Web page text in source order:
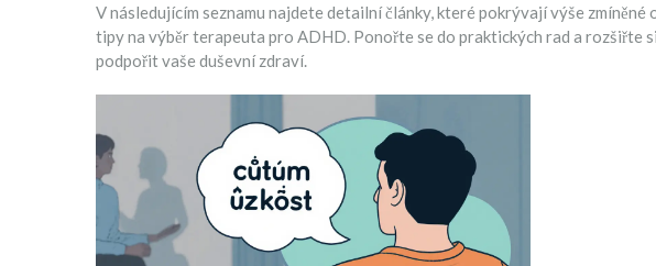
V následujícím seznamu najdete detailní články, které pokrývají výše
tipy na výběr terapeuta pro ADHD. Ponořte se do praktických rad a rozšiřte
podpořit vaše duševní zdraví.